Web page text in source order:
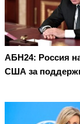
АБН24: Россия
США за